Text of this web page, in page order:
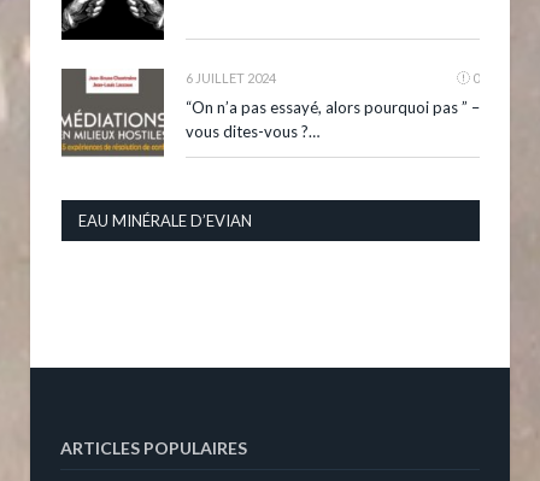
6 JUILLET 2024 0
“On n’a pas essayé, alors pourquoi pas ” –
vous dites-vous ?…
EAU MINÉRALE D’EVIAN
ARTICLES POPULAIRES